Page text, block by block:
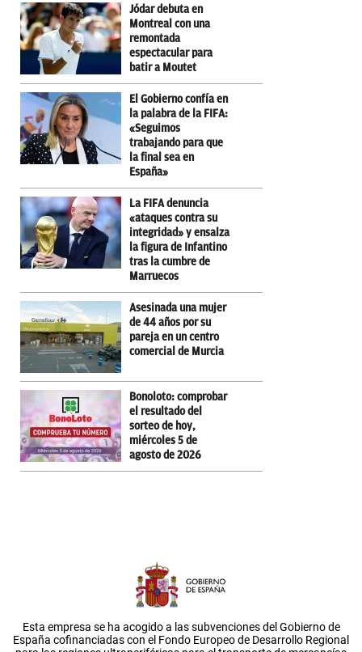
Jódar debuta en
Montreal con una
remontada
espectacular para
batir a Moutet
El Gobierno confía en
la palabra de la FIFA:
«Seguimos
trabajando para que
la final sea en
España»
La FIFA denuncia
«ataques contra su
integridad» y ensalza
la figura de Infantino
tras la cumbre de
Marruecos
Asesinada una mujer
de 44 años por su
pareja en un centro
comercial de Murcia
Bonoloto: comprobar
el resultado del
sorteo de hoy,
miércoles 5 de
agosto de 2026
Esta empresa se ha acogido a las subvenciones del Gobierno de
España cofinanciadas con el Fondo Europeo de Desarrollo Regional